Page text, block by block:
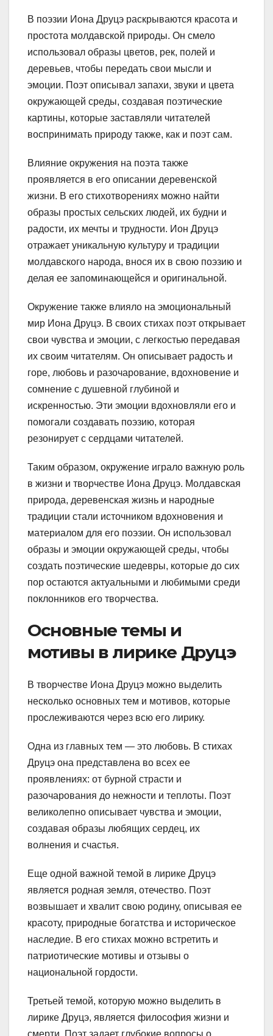
В поэзии Иона Друцэ раскрываются красота и
простота молдавской природы. Он смело
использовал образы цветов, рек, полей и
деревьев, чтобы передать свои мысли и
эмоции. Поэт описывал запахи, звуки и цвета
окружающей среды, создавая поэтические
картины, которые заставляли читателей
воспринимать природу также, как и поэт сам.
Влияние окружения на поэта также
проявляется в его описании деревенской
жизни. В его стихотворениях можно найти
образы простых сельских людей, их будни и
радости, их мечты и трудности. Ион Друцэ
отражает уникальную культуру и традиции
молдавского народа, внося их в свою поэзию и
делая ее запоминающейся и оригинальной.
Окружение также влияло на эмоциональный
мир Иона Друцэ. В своих стихах поэт открывает
свои чувства и эмоции, с легкостью передавая
их своим читателям. Он описывает радость и
горе, любовь и разочарование, вдохновение и
сомнение с душевной глубиной и
искренностью. Эти эмоции вдохновляли его и
помогали создавать поэзию, которая
резонирует с сердцами читателей.
Таким образом, окружение играло важную роль
в жизни и творчестве Иона Друцэ. Молдавская
природа, деревенская жизнь и народные
традиции стали источником вдохновения и
материалом для его поэзии. Он использовал
образы и эмоции окружающей среды, чтобы
создать поэтические шедевры, которые до сих
пор остаются актуальными и любимыми среди
поклонников его творчества.
Основные темы и
мотивы в лирике Друцэ
В творчестве Иона Друцэ можно выделить
несколько основных тем и мотивов, которые
прослеживаются через всю его лирику.
Одна из главных тем — это любовь. В стихах
Друцэ она представлена во всех ее
проявлениях: от бурной страсти и
разочарования до нежности и теплоты. Поэт
великолепно описывает чувства и эмоции,
создавая образы любящих сердец, их
волнения и счастья.
Еще одной важной темой в лирике Друцэ
является родная земля, отечество. Поэт
возвышает и хвалит свою родину, описывая ее
красоту, природные богатства и историческое
наследие. В его стихах можно встретить и
патриотические мотивы и отзывы о
национальной гордости.
Третьей темой, которую можно выделить в
лирике Друцэ, является философия жизни и